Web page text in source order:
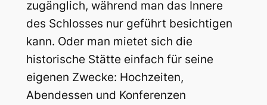
zugänglich, während man das Innere
des Schlosses nur geführt besichtigen
kann. Oder man mietet sich die
historische Stätte einfach für seine
eigenen Zwecke: Hochzeiten,
Abendessen und Konferenzen